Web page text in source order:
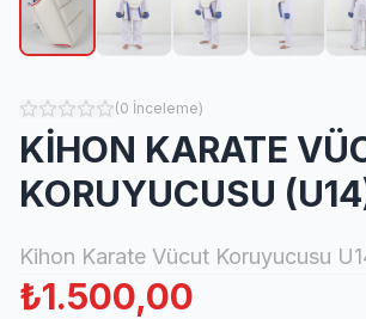
(0 İnceleme)
KİHON KARATE
KORUYUCUSU
Kihon Karate Vücut Koruyucusu
₺1.500,00